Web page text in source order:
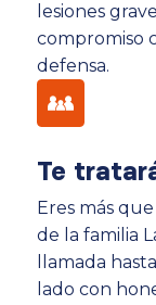
lesiones
compromiso
defensa.
Te
Eres más
de la familia
llamada
lado con